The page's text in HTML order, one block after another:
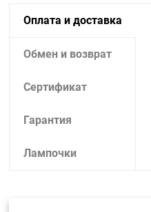
Оплата и доставка
Обмен и возврат
Сертификат
Гарантия
Лампочки